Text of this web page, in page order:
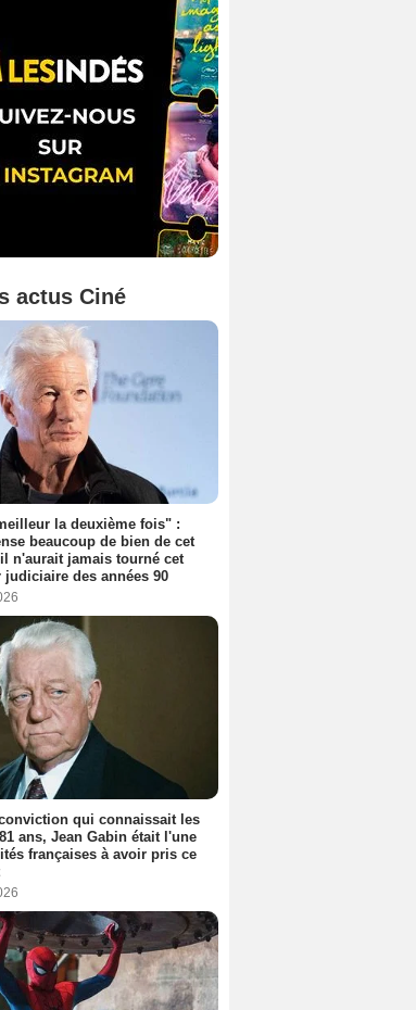
actus Ciné
la deuxième fois" :
beaucoup de bien de cet
n'aurait jamais tourné cet
des années 90
qui connaissait les
ans, Jean Gabin était l'une
françaises à avoir pris ce